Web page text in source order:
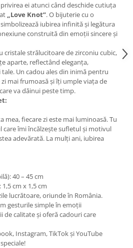
ei atunci când deschide cutiuța
„Love Knot”. O bijuterie cu o
iubirea infinită și legătura
construită din emoții sincere și
cristale strălucitoare de zirconiu cubic,
aparte, reflectând eleganța,
Un cadou ales din inimă pentru
mai frumoasă și îți umple viața de
va dăinui peste timp.
mea, fiecare zi este mai luminoasă. Tu
care îmi încălzește sufletul și motivul
adevărată. La mulți ani, iubirea
40 – 45 cm
cm x 1,5 cm
lucrătoare, oriunde în România.
gesturile simple în emoții
de calitate și oferă cadouri care
Instagram, TikTok și YouTube